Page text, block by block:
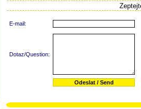
E-mail:
Dotaz/Question: